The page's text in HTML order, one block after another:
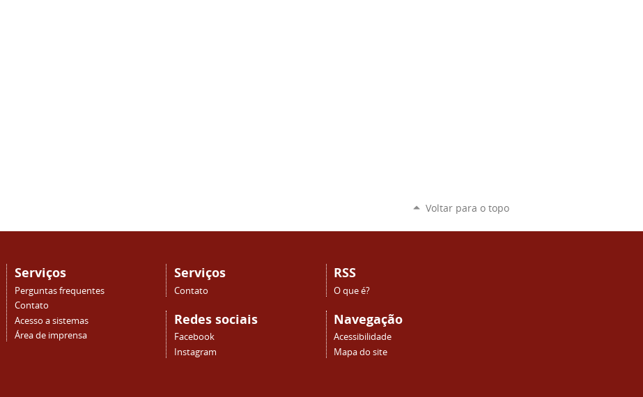
Voltar para o topo
Serviços
Perguntas frequentes
Contato
Acesso a sistemas
Área de imprensa
Serviços
Contato
Redes sociais
Facebook
Instagram
RSS
O que é?
Navegação
Acessibilidade
Mapa do site